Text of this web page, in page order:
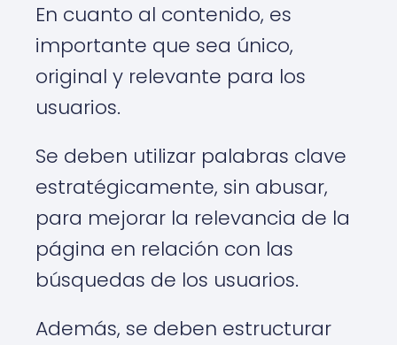
En cuanto al contenido, es
importante que sea único,
original y relevante para los
usuarios.
Se deben utilizar palabras clave
estratégicamente, sin abusar,
para mejorar la relevancia de la
página en relación con las
búsquedas de los usuarios.
Además, se deben estructurar